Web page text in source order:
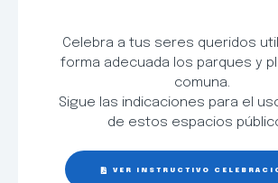
Celebra a tus seres queridos
forma adecuada los parques y
comuna.
Sigue las indicaciones para el
de estos espacios
VER INSTRUCTIVO